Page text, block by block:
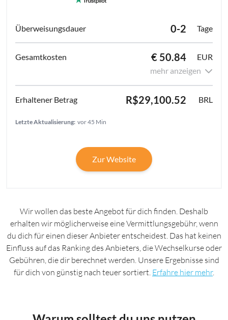
0-2 Tage
€ 50.84
EUR
mehr anzeigen
R$29,100.52 BRL
Letzte Aktualisierung: vor 45 Min
Zur Website
Wir wollen das beste Angebot für dich finden. Deshalb
erhalten wir möglicherweise eine Vermittlungsgebühr, wenn
du dich für einen dieser Anbieter entscheidest. Das hat keinen
Einfluss auf das Ranking des Anbieters, die Wechselkurse oder
Gebühren, die dir berechnet werden. Unsere Ergebnisse sind
für dich von günstig nach teuer sortiert. Erfahre hier mehr.